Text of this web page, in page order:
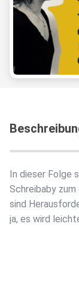
In dieser Folge
Schreibaby
sind
ja, es wird